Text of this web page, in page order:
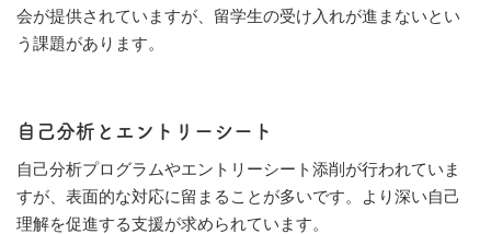
会が提供されていますが、留学生の受け入れが進まないとい
う課題があります。
自己分析とエントリーシート
自己分析プログラムやエントリーシート添削が行われていま
すが、表面的な対応に留まることが多いです。より深い自己
理解を促進する支援が求められています。